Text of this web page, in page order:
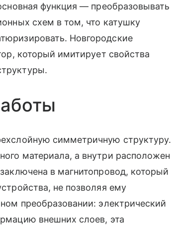
функция — преобразовывать
схем в том, что катушку
Новгородские
который имитирует свойства
симметричную структуру.
материала, а внутри расположен
в магнитопровод, который
не позволяя ему
преобразовании: электрический
внешних слоев, эта